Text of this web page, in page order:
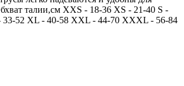
талии,см XXS - 18-36 XS - 21-40 S -
33-52 XL - 40-58 XXL - 44-70 XXXL - 56-84